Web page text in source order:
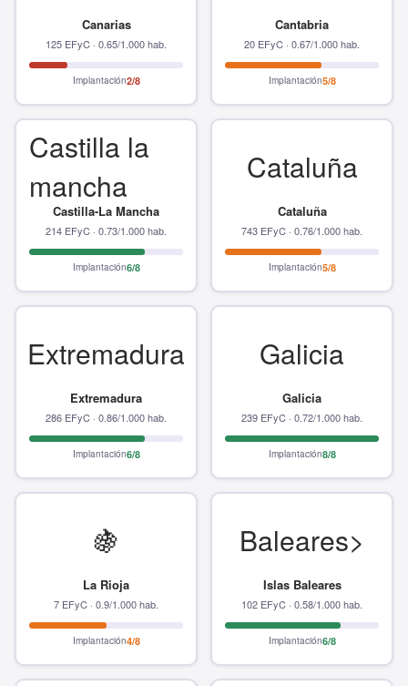
Canarias
125 EFyC · 0.65/1.000 hab.
Implantación2/8
Cantabria
20 EFyC · 0.67/1.000 hab.
Implantación5/8
Castilla la
mancha
Castilla-La Mancha
214 EFyC · 0.73/1.000 hab.
Implantación6/8
Cataluña
Cataluña
743 EFyC · 0.76/1.000 hab.
Implantación5/8
Extremadura
Extremadura
286 EFyC · 0.86/1.000 hab.
Implantación6/8
Galicia
Galicia
239 EFyC · 0.72/1.000 hab.
Implantación8/8
🍇
La Rioja
7 EFyC · 0.9/1.000 hab.
Implantación4/8
Baleares>
Islas Baleares
102 EFyC · 0.58/1.000 hab.
Implantación6/8